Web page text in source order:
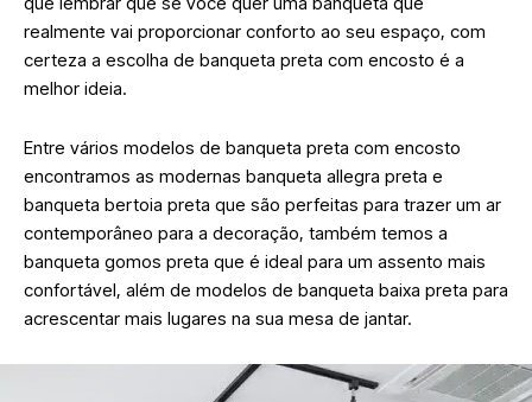
realmente vai proporcionar conforto ao seu espaço, com
certeza a escolha de banqueta preta com encosto é a
melhor ideia.
Entre vários modelos de banqueta preta com encosto
encontramos as modernas banqueta allegra preta e
banqueta bertoia preta que são perfeitas para trazer um ar
contemporâneo para a decoração, também temos a
banqueta gomos preta que é ideal para um assento mais
confortável, além de modelos de banqueta baixa preta para
acrescentar mais lugares na sua mesa de jantar.